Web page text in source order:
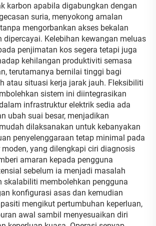
karbon apabila digabungkan dengan
suria, menyokong amalan
mengorbankan akses bekalan
dipercayai. Kelebihan kewangan meluas
penjimatan kos segera tetapi juga
kehilangan produktiviti semasa
terutamanya bernilai tinggi bagi
atau situasi kerja jarak jauh. Fleksibiliti
sistem ini diintegrasikan
infrastruktur elektrik sedia ada
ubah suai besar, menjadikan
dilaksanakan untuk kebanyakan
penyelenggaraan tetap minimal pada
moden, yang dilengkapi ciri diagnosis
amaran kepada pengguna
sebelum ia menjadi masalah
skalabiliti membolehkan pengguna
konfigurasi asas dan kemudian
mengikut pertumbuhan keperluan,
awal sambil menyesuaikan diri